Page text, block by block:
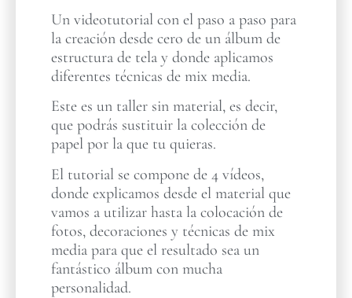
Un videotutorial con el paso a paso para
la creación desde cero de un álbum de
estructura de tela y donde aplicamos
diferentes técnicas de mix media.
Este es un taller sin material, es decir,
que podrás sustituir la colección de
papel por la que tu quieras.
El tutorial se compone de 4 vídeos,
donde explicamos desde el material que
vamos a utilizar hasta la colocación de
fotos, decoraciones y técnicas de mix
media para que el resultado sea un
fantástico álbum con mucha
personalidad.